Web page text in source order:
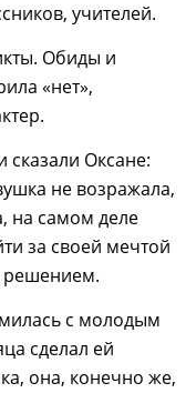
учителей.
Обиды и
«нет»,
сказали Оксане:
не возражала,
на самом деле
за своей мечтой
решением.
с молодым
сделал ей
она, конечно же,